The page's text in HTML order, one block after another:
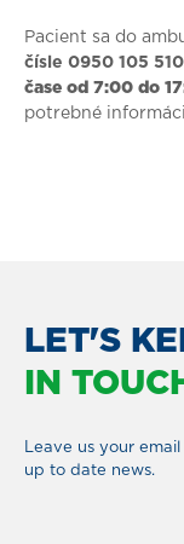
Pacient sa do
čísle 0950 105
čase od 7:00 do
potrebné
LET'S
IN
Leave us your
up to date news.